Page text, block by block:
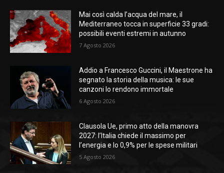
Mai così calda l’acqua del mare, il
Mediterraneo tocca in superficie 33 gradi:
possibili eventi estremi in autunno
7 Agosto 2026
Addio a Francesco Guccini, il Maestrone ha
segnato la storia della musica: le sue
canzoni lo rendono immortale
6 Agosto 2026
Clausola Ue, primo atto della manovra
2027: l’Italia chiede il massimo per
l’energia e lo 0,9% per le spese militari
5 Agosto 2026